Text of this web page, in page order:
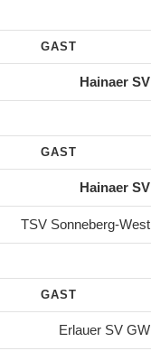
GAST
Hainaer SV
GAST
Hainaer SV
TSV Sonneberg-West
GAST
Erlauer SV GW